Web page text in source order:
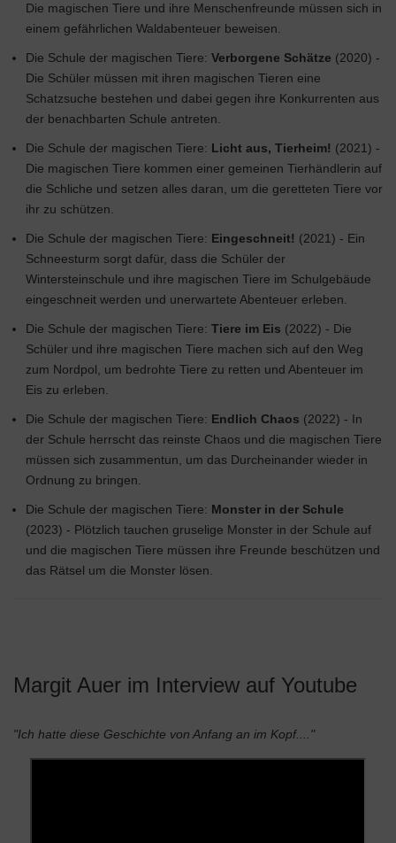
Die magischen Tiere und ihre Menschenfreunde müssen sich in
einem gefährlichen Waldabenteuer beweisen.
Die Schule der magischen Tiere: Verborgene Schätze (2020) -
Die Schüler müssen mit ihren magischen Tieren eine
Schatzsuche bestehen und dabei gegen ihre Konkurrenten aus
der benachbarten Schule antreten.
Die Schule der magischen Tiere: Licht aus, Tierheim! (2021) -
Die magischen Tiere kommen einer gemeinen Tierhändlerin auf
die Schliche und setzen alles daran, um die geretteten Tiere vor
ihr zu schützen.
Die Schule der magischen Tiere: Eingeschneit! (2021) - Ein
Schneesturm sorgt dafür, dass die Schüler der
Wintersteinschule und ihre magischen Tiere im Schulgebäude
eingeschneit werden und unerwartete Abenteuer erleben.
Die Schule der magischen Tiere: Tiere im Eis (2022) - Die
Schüler und ihre magischen Tiere machen sich auf den Weg
zum Nordpol, um bedrohte Tiere zu retten und Abenteuer im
Eis zu erleben.
Die Schule der magischen Tiere: Endlich Chaos (2022) - In
der Schule herrscht das reinste Chaos und die magischen Tiere
müssen sich zusammentun, um das Durcheinander wieder in
Ordnung zu bringen.
Die Schule der magischen Tiere: Monster in der Schule
(2023) - Plötzlich tauchen gruselige Monster in der Schule auf
und die magischen Tiere müssen ihre Freunde beschützen und
das Rätsel um die Monster lösen.
Margit Auer im Interview auf Youtube
"Ich hatte diese Geschichte von Anfang an im Kopf...."